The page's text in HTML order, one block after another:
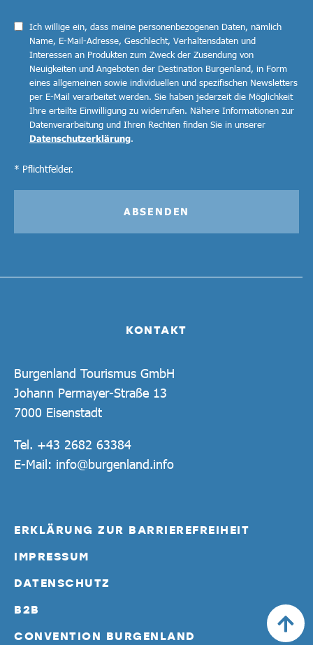
KONTAKT
Burgenland Tourismus GmbH
Johann Permayer-Straße 13
7000 Eisenstadt
Tel. +43 2682 63384
E-Mail: info@burgenland.info
ERKLÄRUNG ZUR BARRIEREFREIHEIT
IMPRESSUM
DATENSCHUTZ
B2B
CONVENTION BURGENLAND
Ich willige ein, dass meine personenbezogenen Daten, nämlich
Name, E-Mail-Adresse, Geschlecht, Verhaltensdaten und
Interessen an Produkten zum Zweck der Zusendung von
Neuigkeiten und Angeboten der Destination Burgenland, in Form
eines allgemeinen sowie individuellen und spezifischen Newsletters
per E-Mail verarbeitet werden. Sie haben jederzeit die Möglichkeit
Ihre erteilte Einwilligung zu widerrufen. Nähere Informationen zur
Datenverarbeitung und Ihren Rechten finden Sie in unserer
Datenschutzerklärung.
* Pflichtfelder.
ABSENDEN